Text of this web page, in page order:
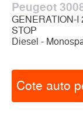
Peugeot
GENERATION-I
STOP
Diesel -
Cote auto